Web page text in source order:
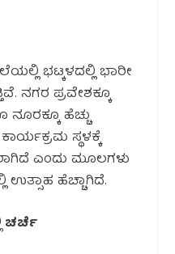
ಭಟ್ಕಳದಲ್ಲಿ ಭಾರೀ
ನಗರ ಪ್ರವೇಶಕ್ಕೂ
ಹೆಚ್ಚು
ಸ್ಥಳಕ್ಕೆ
ಎಂದು ಮೂಲಗಳು
ಹೆಚ್ಚಾಗಿದೆ.
ಚರ್ಚೆ